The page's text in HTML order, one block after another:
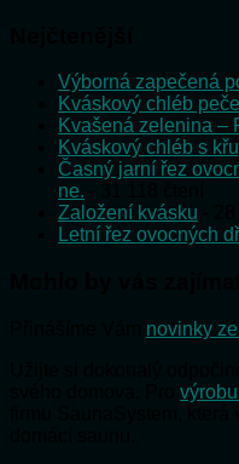
Výborná zapečená
Kváskový chléb
Kvašená zelenina –
Kváskový chléb s
Časný jarní řez
ne.
Založení kvásku
Letní řez ovocných
novinky